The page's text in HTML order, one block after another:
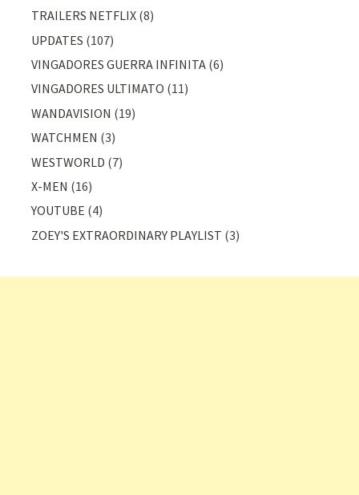
TRAILERS NETFLIX (8)
UPDATES (107)
VINGADORES GUERRA INFINITA (6)
VINGADORES ULTIMATO (11)
WANDAVISION (19)
WATCHMEN (3)
WESTWORLD (7)
X-MEN (16)
YOUTUBE (4)
ZOEY'S EXTRAORDINARY PLAYLIST (3)